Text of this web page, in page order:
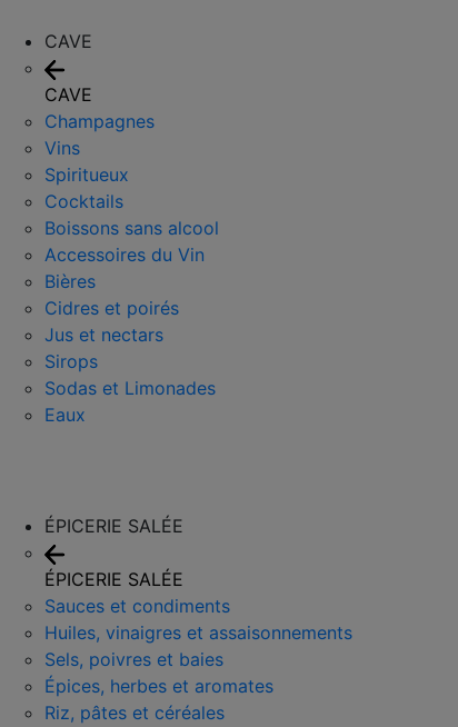
CAVE
CAVE
Champagnes
Vins
Spiritueux
Cocktails
Boissons sans alcool
Accessoires du Vin
Bières
Cidres et poirés
Jus et nectars
Sirops
Sodas et Limonades
Eaux
ÉPICERIE SALÉE
ÉPICERIE SALÉE
Sauces et condiments
Huiles, vinaigres et assaisonnements
Sels, poivres et baies
Épices, herbes et aromates
Riz, pâtes et céréales